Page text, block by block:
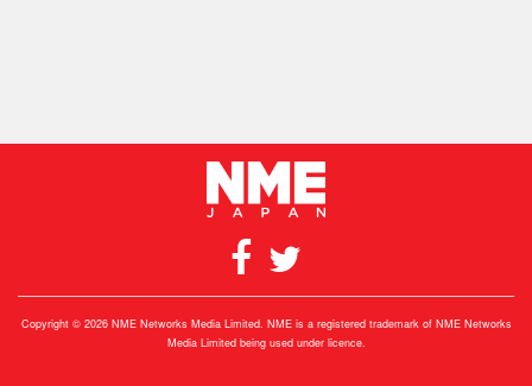
Copyright © 2026 NME Networks Media Limited. NME is a registered trademark of NME Networks
Media Limited being used under licence.